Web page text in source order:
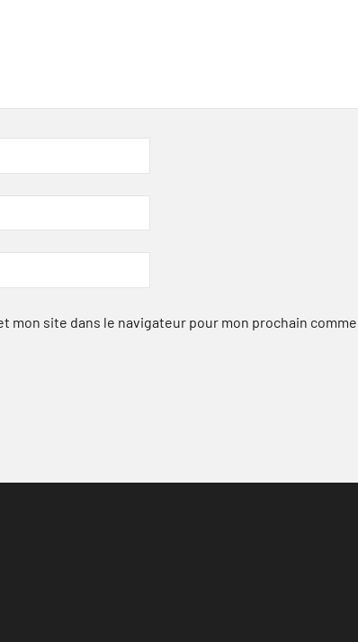
mon site dans le navigateur pour mon prochain